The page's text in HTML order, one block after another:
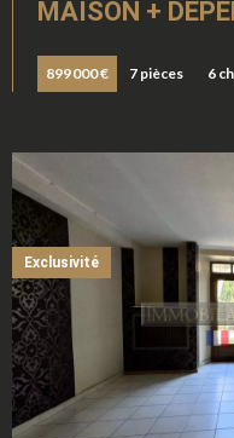
MAISON +
899 000 € 7 pièces 6
Exclusivité